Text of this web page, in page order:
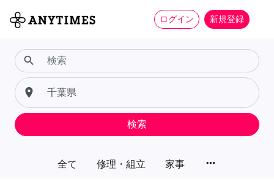
ログイン 新規登録
全て 修理・組立 家事 more_horiz
search
place
検索